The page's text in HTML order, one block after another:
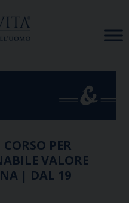
PER
VALORE
| DAL 19